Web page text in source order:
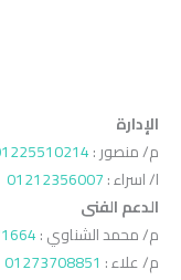
الإدارة
م/ منصور :
ا/ اسراء :01212356007
الدعم الفنى
م/ محمد الشناوي :
م/ علاء : 01273708851